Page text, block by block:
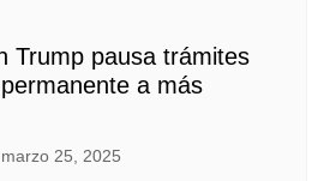
Trump pausa trámites
a más
marzo 25, 2025